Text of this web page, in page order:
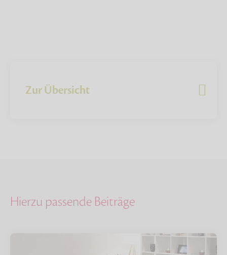
Zur Übersicht
Hierzu passende Beiträge